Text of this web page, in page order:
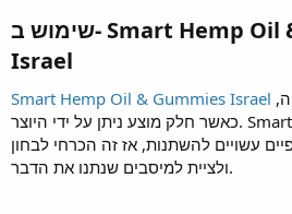
שימוש ב- Smart Hemp Oil & Gummies
Israel
Smart Hemp Oil & Gummies Israel
כאשר חלק מוצע ניתן על ידי היוצר. Smart Hemp Gummies & Oil
עשויים להשתנות, אז זה הכרחי לבחון
ולציית למיסבים שנתנו את הדבר.